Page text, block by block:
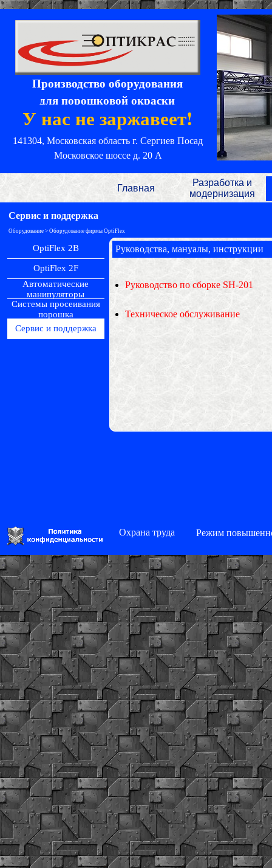
141304, Московская область г. Сергиев Посад
Московское шоссе д. 20 А
Производство оборудования
для порошковой окраски
У нас не заржавеет!
Главная
Разработка и
модернизация
Сервис и поддержка
Оборудование > Оборудование фирмы OptiFlex
OptiFlex 2B
OptiFlex 2F
Автоматические
манипуляторы
Системы просеивания
порошка
Сервис и поддержка
Руководства, мануалы, инструкции
Руководство по сборке SH-201
Техническое обслуживание
Охрана труда Режим